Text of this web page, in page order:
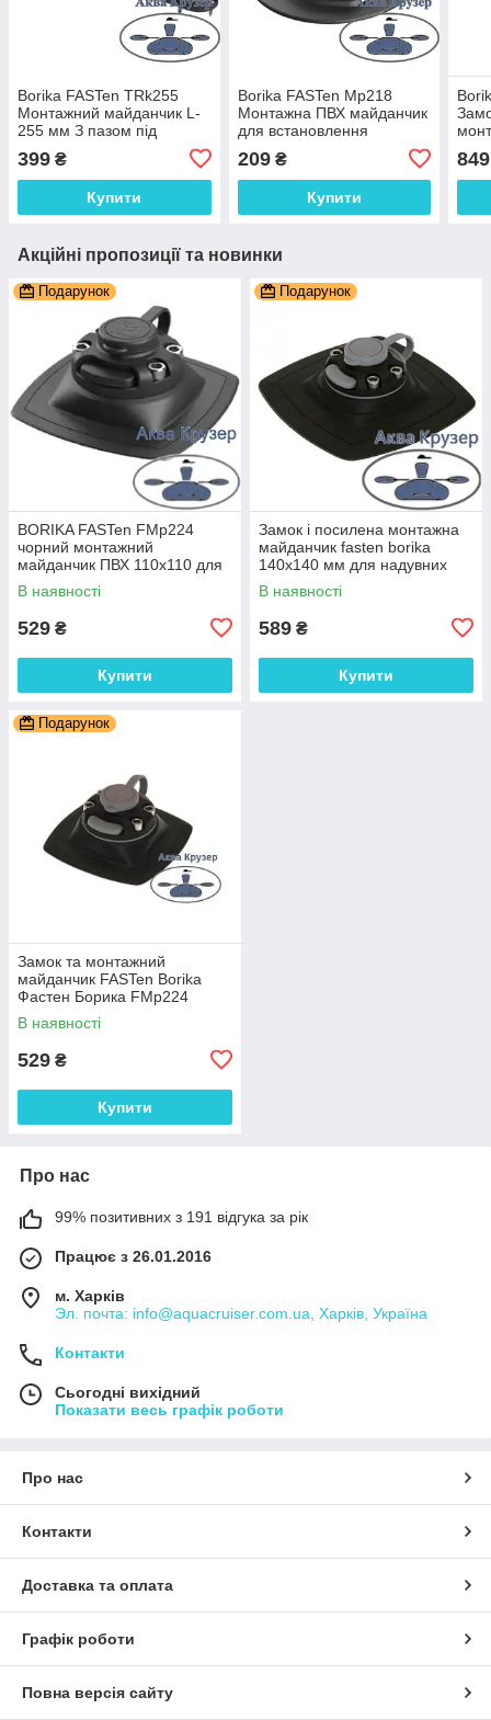
Borika FASTen TRk255
Монтажний майданчик L-
255 мм З пазом під
встановлення замків з Т-
болтом для човнів
399 ₴
Купити
Borika FASTen Mp218
Монтажна ПВХ майданчик
для встановлення
компактного замку Fs218
на човен ПВХ
209₴
Купити
849
Акційні пропозиції та новинки
Подарунок
BORIKA FASTen FMp224
чорний монтажний
майданчик ПВХ 110х110 для
кріплення аксесуарів на
човен ПВХ
В наявності
529 ₴
Купити
Подарунок
Замок і посилена монтажна
майданчик fasten borika
140х140 мм для надувних
човнів пвх (FMp225)
В наявності
589 ₴
Купити
Подарунок
Замок та монтажний
майданчик FASTen Borika
Фастен Борика FMp224
110х110 мм для надувного
човна ПВХ
В наявності
529 ₴
Купити
Про нас
99% позитивних з 191 відгука за рік
Працює з 26.01.2016
м. Харків
Эл. почта: info@aquacruiser.com.ua, Харків, Україна
Контакти
Сьогодні вихідний
Показати весь графік роботи
Про нас
Контакти
Доставка та оплата
Графік роботи
Повна версія сайту